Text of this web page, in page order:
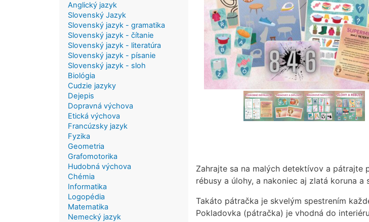
Zahrajte sa na malých detektívov a pátrajte
rébusy a úlohy, a nakoniec aj zlatá koruna a
Takáto pátračka je skvelým spestrením
Pokladovka (pátračka) je vhodná do
Anglický jazyk
Slovenský Jazyk
Slovenský jazyk - gramatika
Slovenský jazyk - čítanie
Slovenský jazyk - literatúra
Slovenský jazyk - písanie
Slovenský jazyk - sloh
Biológia
Cudzie jazyky
Dejepis
Dopravná výchova
Etická výchova
Francúzsky jazyk
Fyzika
Geometria
Grafomotorika
Hudobná výchova
Chémia
Informatika
Logopédia
Matematika
Nemecký jazyk